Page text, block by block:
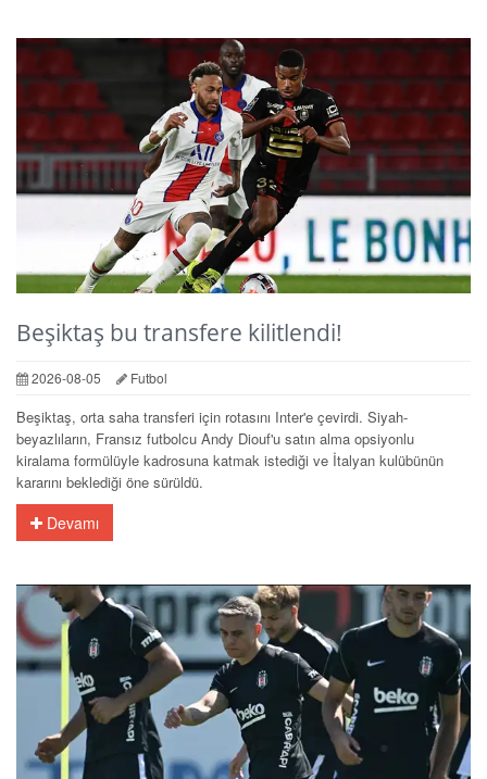
Beşiktaş bu transfere kilitlendi!
2026-08-05 Futbol
Beşiktaş, orta saha transferi için rotasını Inter'e çevirdi. Siyah-
beyazlıların, Fransız futbolcu Andy Diouf'u satın alma opsiyonlu
kiralama formülüyle kadrosuna katmak istediği ve İtalyan kulübünün
kararını beklediği öne sürüldü.
Devamı